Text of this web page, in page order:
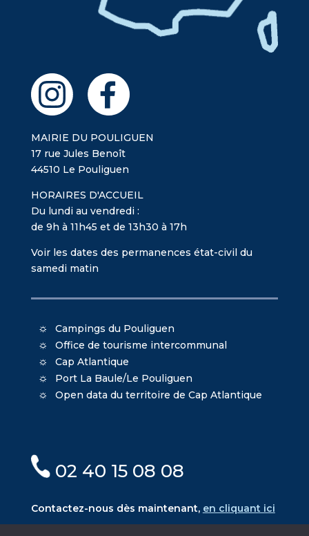
MAIRIE DU POULIGUEN
17 rue Jules Benoît
44510 Le Pouliguen
HORAIRES D'ACCUEIL
Du lundi au vendredi :
de 9h à 11h45 et de 13h30 à 17h
Voir les dates des permanences état-civil du
samedi matin
Campings du Pouliguen
Office de tourisme intercommunal
Cap Atlantique
Port La Baule/Le Pouliguen
Open data du territoire de Cap Atlantique
02 40 15 08 08
Contactez-nous dès maintenant, en cliquant ici